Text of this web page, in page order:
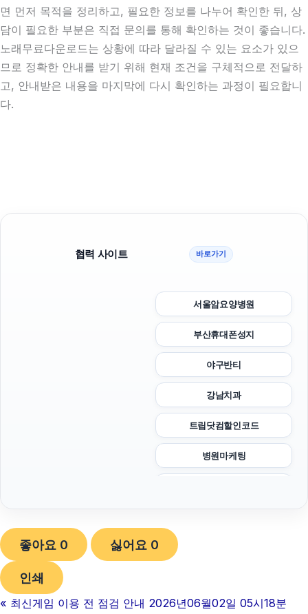
면 먼저 목적을 정리하고, 필요한 정보를 나누어 확인한 뒤, 상
담이 필요한 부분은 직접 문의를 통해 확인하는 것이 좋습니다.
노래무료다운로드는 상황에 따라 달라질 수 있는 요소가 있으
므로 정확한 안내를 받기 위해 현재 조건을 구체적으로 전달하
고, 안내받은 내용을 마지막에 다시 확인하는 과정이 필요합니
다.
협력 사이트 바로가기
서울암요양병원
부산휴대폰성지
야구반티
강남치과
트립닷컴할인코드
병원마케팅
휴대폰성지
좋아요 0 싫어요 0
인쇄
« 최신게임 이용 전 점검 안내 2026년06월02일 05시18분